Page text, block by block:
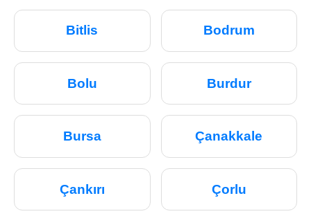
Bitlis Bodrum
Bolu Burdur
Bursa Çanakkale
Çankırı Çorlu